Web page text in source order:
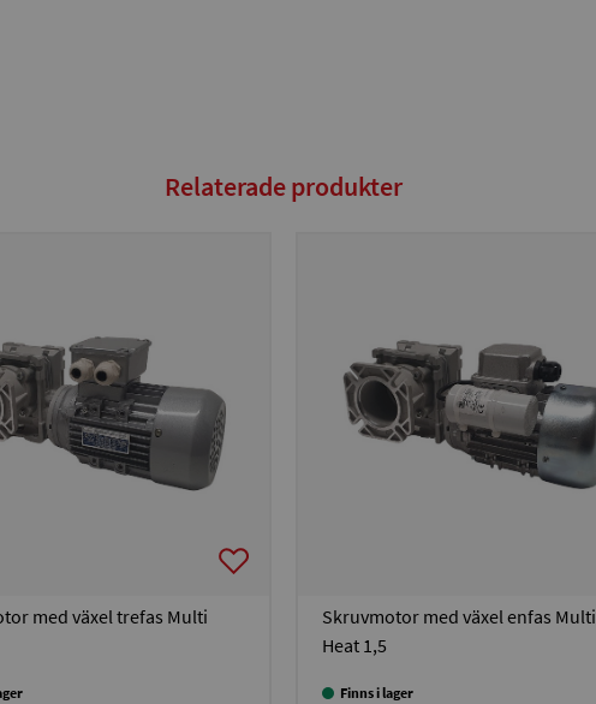
Relaterade produkter
med växel trefas Multi
Skruvmotor med växel enfas Multi
Heat 1,5
Finns i lager